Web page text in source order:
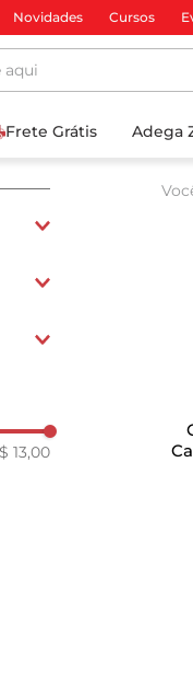
Novidades Cursos
Frete Grátis Adega
13,00